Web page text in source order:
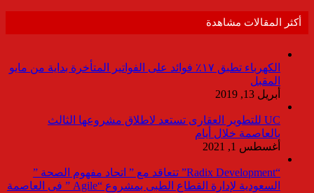
أكثر المقالات مشاهدة
الكهرباء تطبق ١٧٪ فوائد على الفواتير المتأخرة بداية من مايو
المقبل
أبريل 13, 2019
UC للتطوير العقارى تستعد لاطلاق مشروعها الثالث
بالعاصمة خلال أيام
أغسطس 1, 2021
“Radix Development” تتعاقد مع ” اتحاد مفهوم الصحة ”
السعودية لإدارة القطاع الطبى بمشروع “Agile ” فى العاصمة